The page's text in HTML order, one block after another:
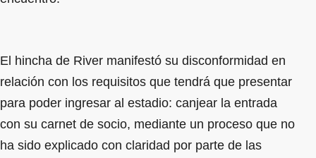
El hincha de River manifestó su disconformidad en
relación con los requisitos que tendrá que presentar
para poder ingresar al estadio: canjear la entrada
con su carnet de socio, mediante un proceso que no
ha sido explicado con claridad por parte de las